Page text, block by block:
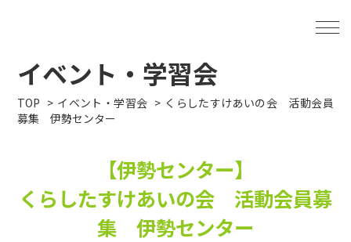
イベント・学習会
TOP イベント・学習会
くらしたすけあいの会 活動会員
募集 伊勢センター
【伊勢センター】
くらしたすけあいの会 活動会員募
集 伊勢センター